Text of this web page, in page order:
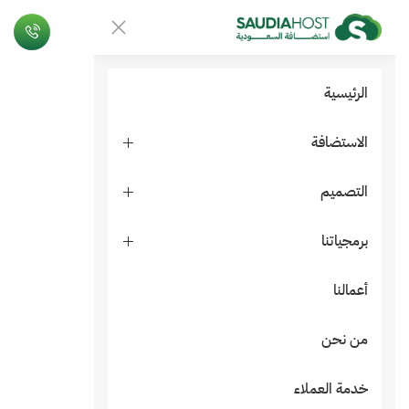
الرئيسية
الاستضافة
التصميم
برمجياتنا
أعمالنا
من نحن
خدمة العملاء